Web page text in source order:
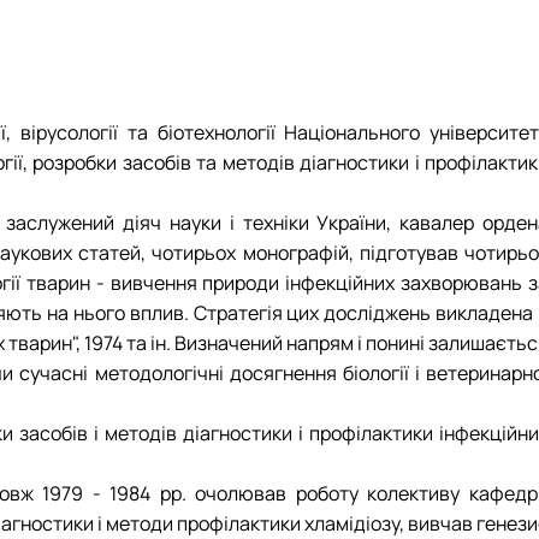
та біотехнології Національного
розробки засобів та методів діагностики і
діяч науки і техніки України, кавалер
статей, чотирьох монографій, підготував
тварин - вивчення природи інфекційних захворювань
на нього вплив. Стратегія цих досліджень викладена
1974 та ін. Визначений напрям і понині
методологічні досягнення біології і
і методів діагностики і профілактики
1979 - 1984 рр. очолював роботу колективу
і методи профілактики хламідіозу, вивчав